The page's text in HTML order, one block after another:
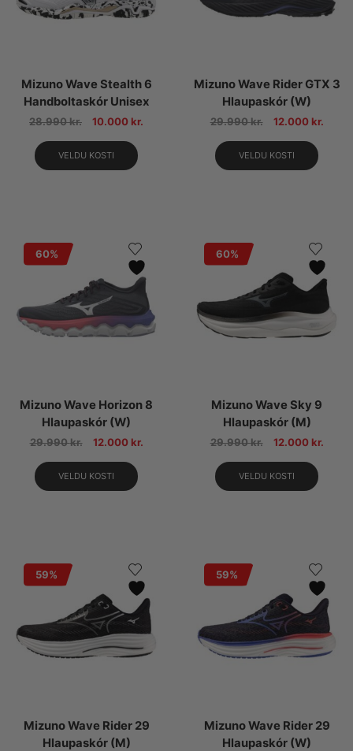
Mizuno Wave Stealth 6
Handboltaskór Unisex
28.990kr. 10.000 kr.
VELDU KOSTI
Mizuno Wave Rider GTX 3
Hlaupaskór (W)
29.990kr. 12.000 kr.
VELDU KOSTI
60%
Mizuno Wave Horizon 8
Hlaupaskór (W)
29.990kr. 12.000 kr.
VELDU KOSTI
60%
Mizuno Wave Sky 9
Hlaupaskór (M)
29.990kr. 12.000 kr.
VELDU KOSTI
59%
Mizuno Wave Rider 29
Hlaupaskór (M)
59%
Mizuno Wave Rider 29
Hlaupaskór (W)